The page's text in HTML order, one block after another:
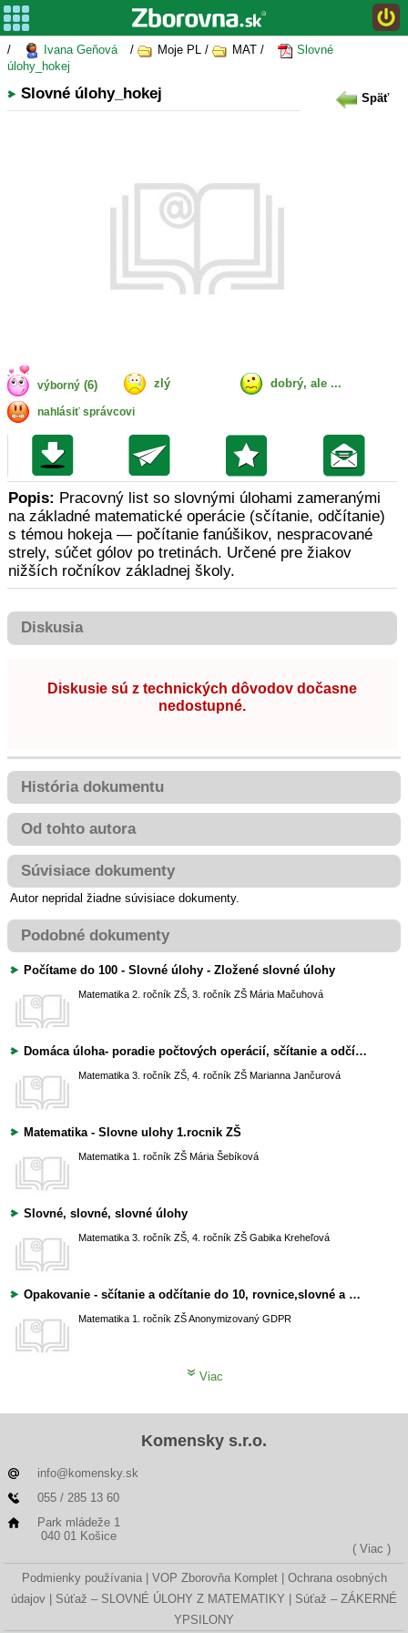
/ Ivana Geňová / Moje PL / MAT /
Slovné
úlohy_hokej
Slovné úlohy_hokej Späť
výborný (6) zlý dobrý, ale ...
nahlásiť správcovi
Popis: Pracovný list so slovnými úlohami zameranými
na základné matematické operácie (sčítanie, odčítanie)
s témou hokeja — počítanie fanúšikov, nespracované
strely, súčet gólov po tretinách. Určené pre žiakov
nižších ročníkov základnej školy.
Diskusia
Diskusie sú z technických dôvodov dočasne
nedostupné.
História dokumentu
Od tohto autora
Súvisiace dokumenty
Autor nepridal žiadne súvisiace dokumenty.
Podobné dokumenty
Počítame do 100 - Slovné úlohy - Zložené slovné úlohy
Matematika 2. ročník ZŠ, 3. ročník ZŠ Mária Mačuhová
Domáca úloha- poradie počtových operácií, sčítanie a odčítanie, slovná úloha
Matematika 3. ročník ZŠ, 4. ročník ZŠ Marianna Jančurová
Matematika - Slovne ulohy 1.rocnik ZŠ
Matematika 1. ročník ZŠ Mária Šebíková
Slovné, slovné, slovné úlohy
Matematika 3. ročník ZŠ, 4. ročník ZŠ Gabika Kreheľová
Opakovanie - sčítanie a odčítanie do 10, rovnice,slovné a magické úlohy - príklady vhodné aj na postupné zadávanie domácej úlohy
Matematika 1. ročník ZŠAnonymizovaný GDPR
Viac
Komensky s.r.o.
info@komensky.sk
055 / 285 13 60
Park mládeže 1
040 01 Košice
( Viac )
Podmienky používania VOP Zborovňa Komplet
Ochrana osobných
údajov
Súťaž – SLOVNÉ ÚLOHY Z MATEMATIKY
Súťaž – ZÁKERNÉ
YPSILONY